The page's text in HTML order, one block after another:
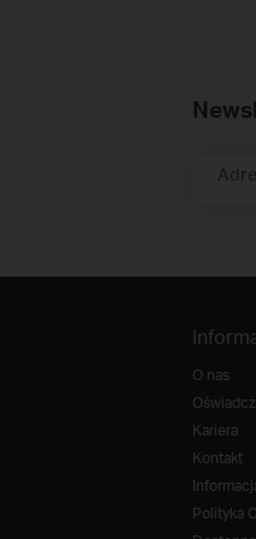
O nas
Kariera
Kontakt
Polityka